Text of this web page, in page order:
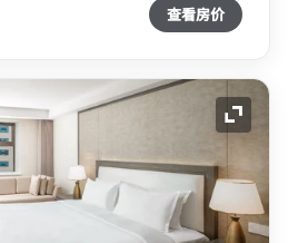
查看房价
展开